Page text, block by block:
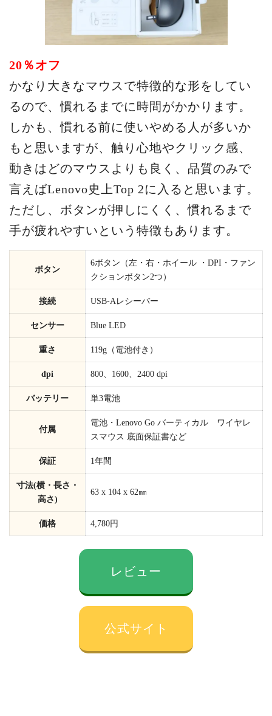
20％オフ
かなり大きなマウスで特徴的な形をしてい
るので、慣れるまでに時間がかかります。
しかも、慣れる前に使いやめる人が多いか
もと思いますが、触り心地やクリック感、
動きはどのマウスよりも良く、品質のみで
言えばLenovo史上Top 2に入ると思います。
ただし、ボタンが押しにくく、慣れるまで
手が疲れやすいという特徴もあります。
ボタン
6ボタン（左・右・ホイール ・DPI・ファン
クションボタン2つ）
接続 USB-Aレシーバー
センサー Blue LED
重さ 119g（電池付き）
dpi 800、1600、2400 dpi
バッテリー 単3電池
付属
電池・Lenovo Go バーティカル ワイヤレ
スマウス 底面保証書など
保証 1年間
寸法(横・長さ・
高さ)
63 x 104 x 62㎜
価格 4,780円
レビュー
公式サイト